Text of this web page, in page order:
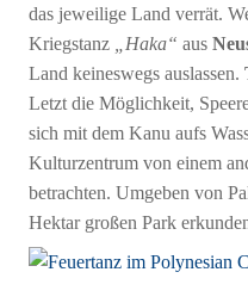
das jeweilige Land verrät.
Kriegstanz
„Haka“ aus
Land keineswegs auslassen.
Letzt die Möglichkeit,
sich mit dem Kanu aufs
Kulturzentrum von einem
betrachten. Umgeben von
Hektar großen Park